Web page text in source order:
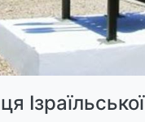
Ізраїльської